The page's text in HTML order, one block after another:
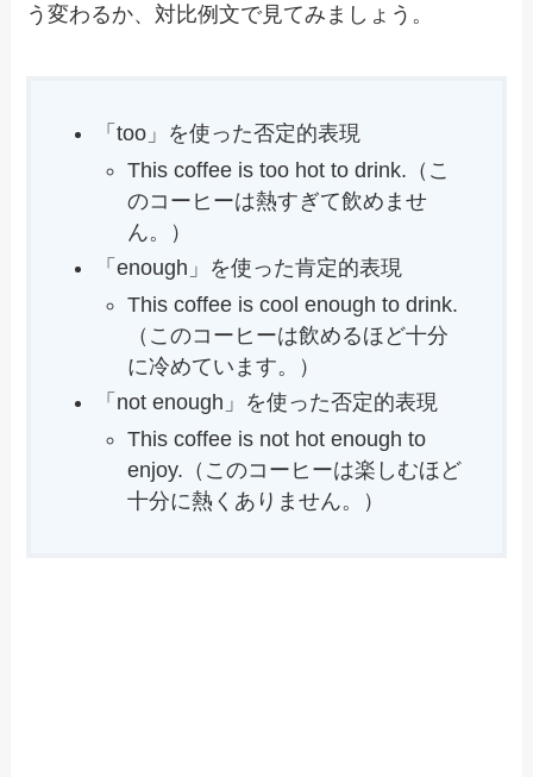
う変わるか、対比例文で見てみましょう。
「too」を使った否定的表現
This coffee is too hot to drink.（こ
のコーヒーは熱すぎて飲めませ
ん。）
「enough」を使った肯定的表現
This coffee is cool enough to drink.
（このコーヒーは飲めるほど十分
に冷めています。）
「not enough」を使った否定的表現
This coffee is not hot enough to
enjoy.（このコーヒーは楽しむほど
十分に熱くありません。）